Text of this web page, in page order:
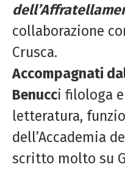
collaborazione
Crusca.
Accompagnati
Benucci filologa
letteratura,
dell’Accademia
scritto molto su